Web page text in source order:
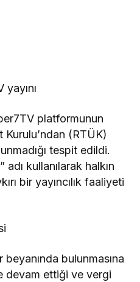
platformunun
(RTÜK)
tespit edildi.
kullanılarak halkın
bir yayıncılık faaliyeti
beyanında bulunmasına
devam ettiği ve vergi